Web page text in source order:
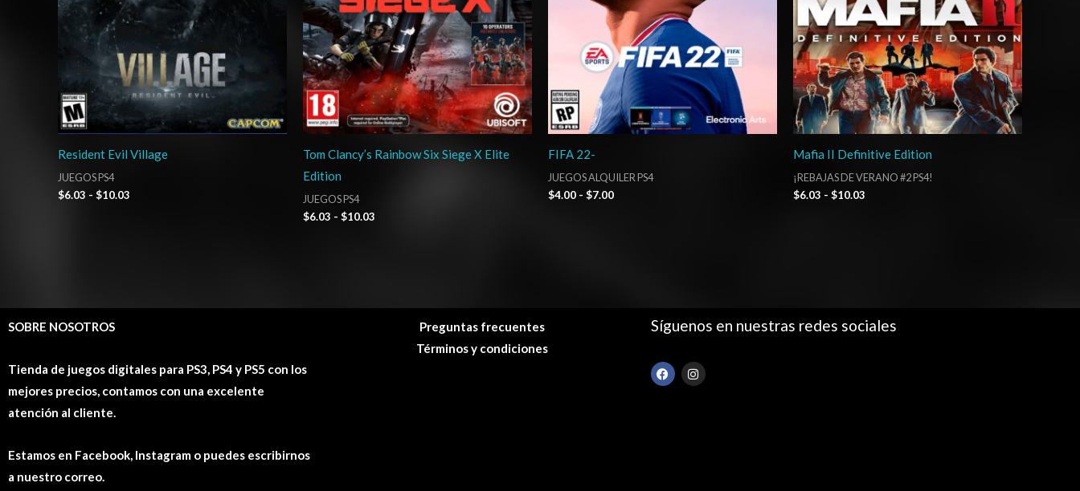
Resident Evil Village
JUEGOS PS4
$6.03 - $10.03
Tom Clancy’s Rainbow Six Siege X Elite
Edition
JUEGOS PS4
$6.03 - $10.03
FIFA 22-
JUEGOS ALQUILER PS4
$4.00 - $7.00
Mafia II Definitive Edition
¡REBAJAS DE VERANO #2 PS4!
$6.03 - $10.03
SOBRE NOSOTROS
Tienda de juegos digitales para PS3, PS4 y PS5 con los
mejores precios, contamos con una excelente
atención al cliente.
Estamos en Facebook, Instagram o puedes escribirnos
a nuestro correo.
Preguntas frecuentes
Términos y condiciones
Síguenos en nuestras redes sociales
F
a
c
I
n
s